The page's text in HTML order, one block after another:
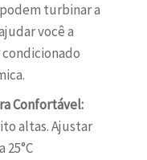
turbinar a
você a
Confortável:
altas. Ajustar
25°C